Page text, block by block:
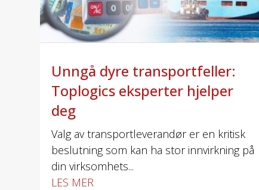
Unngå dyre transportfeller:
Toplogics eksperter hjelper
deg
Valg av transportleverandør er en kritisk
beslutning som kan ha stor innvirkning på
din virksomhets...
LES MER